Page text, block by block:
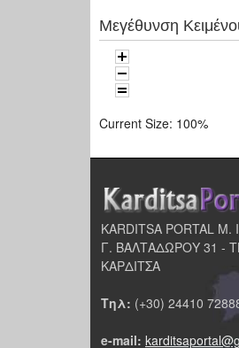
Μεγέθυνση
Current Size: 100%
KARDITSA PORTAL Μ.
Γ. ΒΑΛΤΑΔΩΡΟΥ 31 -
ΚΑΡΔΙΤΣΑ
Τηλ: (+30) 24410
e-mail: